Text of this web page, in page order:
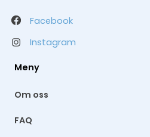
Facebook
Instagram
Meny
Om oss
FAQ